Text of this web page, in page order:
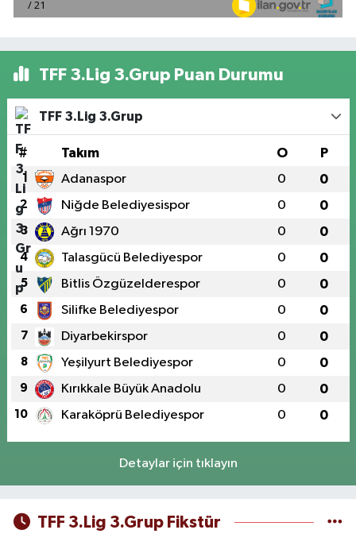
TFF 3.Lig 3.Grup Puan Durumu
TFF 3.Lig 3.Grup
# Takım O P
1 Adanaspor 0 0
2 Niğde Belediyesispor 0 0
3 Ağrı 1970 0 0
4 Talasgücü Belediyespor 0 0
5 Bitlis Özgüzelderespor 0 0
6 Silifke Belediyespor 0 0
7 Diyarbekirspor 0 0
8 Yeşilyurt Belediyespor 0 0
9 Kırıkkale Büyük Anadolu 0 0
10 Karaköprü Belediyespor 0 0
Detaylar için tıklayın
TFF 3.Lig 3.Grup Fikstür